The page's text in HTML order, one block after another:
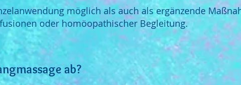
möglich als auch als ergänzende
oder homöopathischer Begleitung.
ab?